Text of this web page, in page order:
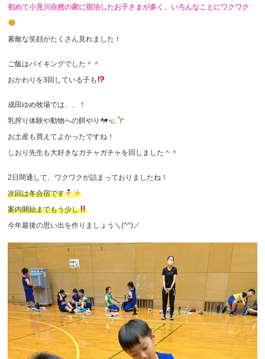
初めて小見川自然の家に宿泊したお子さまが多く、いろんなことにワクワク
素敵な笑顔がたくさん見れました！
ご飯はバイキングでした＾＾
おかわりを3回している子も
成田ゆめ牧場では、、！
乳搾り体験や動物への餌やり
お土産も買えてよかったですね！
しおり先生も大好きなガチャガチャを回しました＾＾
2日間通して、ワクワクが詰まっておりましたね！
次回は冬合宿です
案内開始までもう少し
今年最後の思い出を作りましょう＼(^^)／